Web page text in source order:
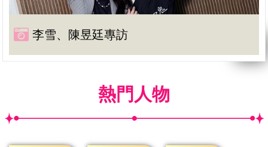
李雪、陳昱廷專訪
熱門人物